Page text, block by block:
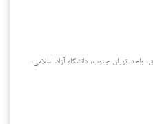
تهران جنوب، دانشگاه آزاد اسلامی،